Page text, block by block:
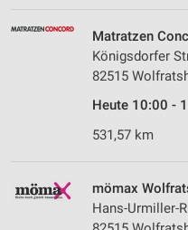
Matratzen
Königsdorfer
82515
Heute 10:00 -
531,57 km
mömax
Hans-Urmiller-